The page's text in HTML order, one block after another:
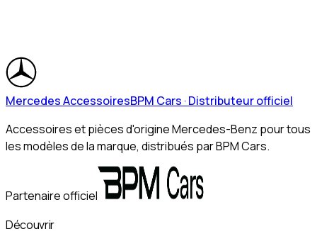
Mercedes AccessoiresBPM Cars · Distributeur officiel
Accessoires et pièces d'origine Mercedes-Benz pour tous
les modèles de la marque, distribués par BPM Cars.
Partenaire officiel
Découvrir